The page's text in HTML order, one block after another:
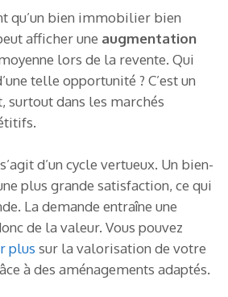
qu’un bien immobilier bien
afficher une augmentation
lors de la revente. Qui
telle opportunité ? C’est un
surtout dans les marchés
d’un cycle vertueux. Un bien-
plus grande satisfaction, ce qui
La demande entraîne une
de la valeur. Vous pouvez
plus sur la valorisation de votre
à des aménagements adaptés.